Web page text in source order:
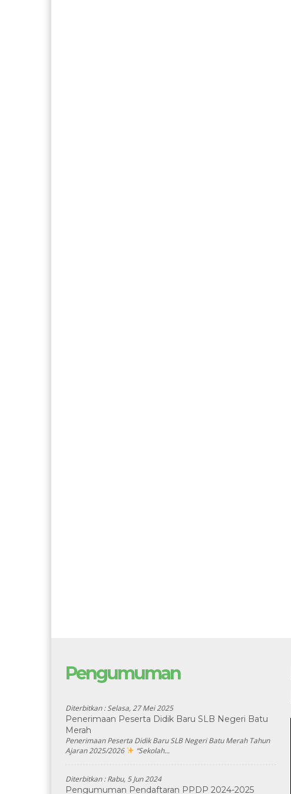
Pengumuman
Diterbitkan :Selasa, 27 Mei 2025
Penerimaan Peserta Didik Baru SLB Negeri Batu
Merah
Penerimaan Peserta Didik Baru SLB Negeri Batu Merah Tahun
Ajaran 2025/2026
“Sekolah...
Diterbitkan :Rabu, 5 Jun 2024
Pengumuman Pendaftaran PPDP 2024-2025